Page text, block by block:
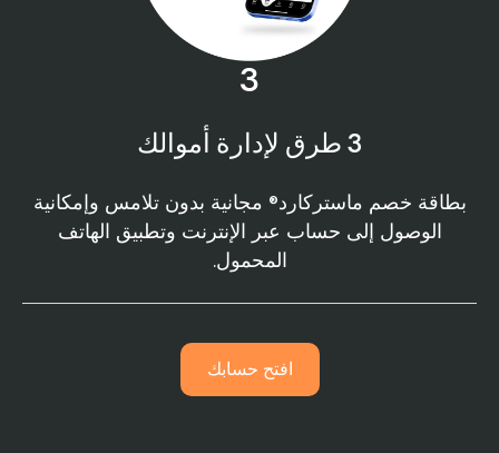
3
3 طرق لإدارة أموالك
بطاقة خصم ماستركارد® مجانية بدون تلامس وإمكانية
الوصول إلى حساب عبر الإنترنت وتطبيق الهاتف
المحمول.
افتح حسابك